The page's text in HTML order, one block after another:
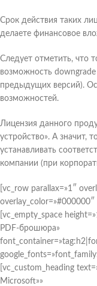
Срок действия таких
делаете финансовое
Следует отметить, что
возможность
предыдущих версий).
возможностей.
Лицензия данного
устройство». А значит,
устанавливать
компании (при
[vc_row parallax=»1″
[vc_empty_space
PDF-брошюра»
[vc_custom_heading
Microsoft»»